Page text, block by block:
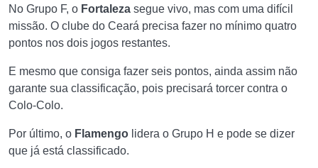
No Grupo F, o Fortaleza segue vivo, mas com uma difícil
missão. O clube do Ceará precisa fazer no mínimo quatro
pontos nos dois jogos restantes.
E mesmo que consiga fazer seis pontos, ainda assim não
garante sua classificação, pois precisará torcer contra o
Colo-Colo.
Por último, o Flamengo lidera o Grupo H e pode se dizer
que já está classificado.